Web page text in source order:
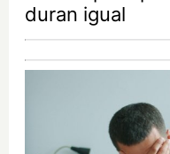
duran igual